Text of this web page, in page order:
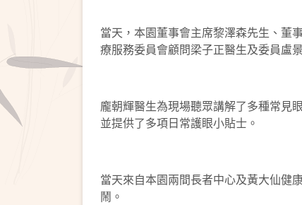
當天，本園董事會主席黎澤森先生、董
療服務委員會顧問梁子正醫生及委員盧
龐朝輝醫生為現場聽眾講解了多種常見
並提供了多項日常護眼小貼士。
當天來自本園兩間長者中心及黃大仙健
鬧。